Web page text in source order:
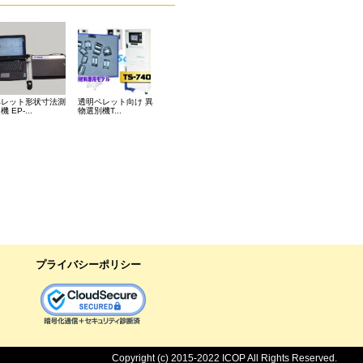
ット形状寸法測
EP-...
透明ペレット向け 異
物選別機T...
プライバシーポリシー
Copyright (c) 2015-2022 ICOP All Rights Reserved.